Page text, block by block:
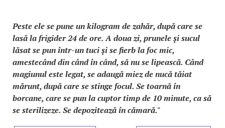
Peste ele se pune un kilogram de zahăr, după care se
lasă la frigider 24 de ore. A doua zi, prunele şi sucul
lăsat se pun într-un tuci şi se fierb la foc mic,
amestecând din când în când, să nu se lipească. Când
magiunul este legat, se adaugă miez de nucă tăiat
mărunt, după care se stinge focul. Se toarnă în
borcane, care se pun la cuptor timp de 10 minute, ca să
se sterilizeze. Se depo­zitează în cămară."